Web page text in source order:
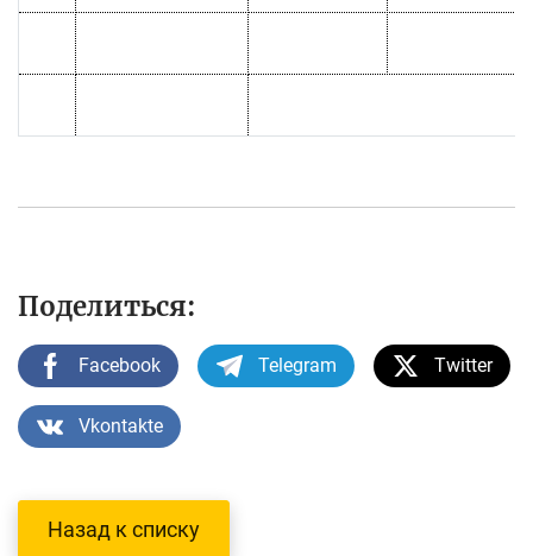
Поделиться:
Facebook Telegram Twitter
Vkontakte
Назад к списку